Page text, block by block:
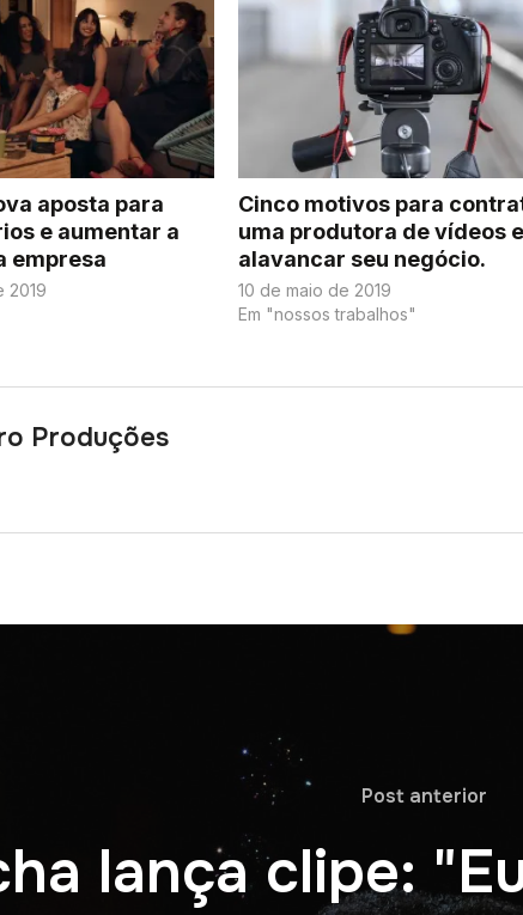
aposta para
e aumentar a
empresa
2019
Cinco motivos para
uma produtora de vídeos e
alavancar seu negócio.
10 de maio de 2019
Em "nossos trabalhos"
Produções
Post anterior
lança clipe: